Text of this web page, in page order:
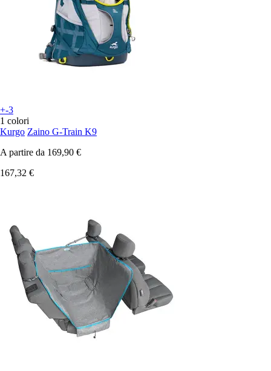
+-3
1 colori
Kurgo Zaino G-Train K9
A partire da 169,90 €
167,32 €